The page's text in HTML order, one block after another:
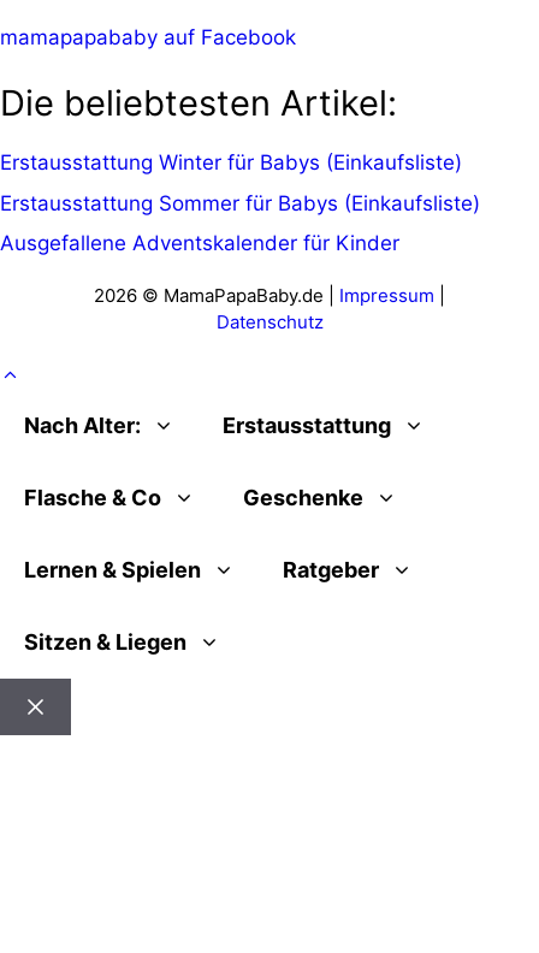
mamapapababy auf Facebook
Die beliebtesten Artikel:
Erstausstattung Winter für Babys (Einkaufsliste)
Erstausstattung Sommer für Babys (Einkaufsliste)
Ausgefallene Adventskalender für Kinder
2026 © MamaPapaBaby.de | Impressum
Datenschutz
Nach Alter: Erstausstattung
Flasche & Co Geschenke
Lernen & Spielen Ratgeber
Sitzen & Liegen
Schließen